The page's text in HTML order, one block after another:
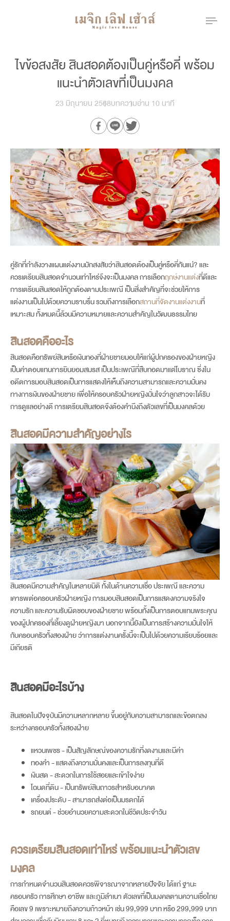
Our Branch
menu
book now
ไขข้อสงสัย สินสอดต้องเป็นคู่หรือคี่ พร้อม
แนะนำตัวเลขที่เป็นมงคล
23 มิถุนายน 2568บทความอ่าน 10 นาที
คู่รักที่กำลังวางแผนแต่งงานมักสงสัยว่าสินสอดต้องเป็นคู่หรือคี่กันแน่? และ
ควรเตรียมสินสอดจำนวนเท่าไหร่จึงจะเป็นมงคล การเลือกฤกษ์งานแต่งที่ดีและ
การเตรียมสินสอดให้ถูกต้องตามประเพณี เป็นสิ่งสำคัญที่จะช่วยให้การ
แต่งงานเป็นไปด้วยความราบรื่น รวมถึงการเลือกสถานที่จัดงานแต่งงานที่
เหมาะสม ทั้งหมดนี้ล้วนมีความหมายและความสำคัญในวัฒนธรรมไทย
สินสอดคืออะไร
สินสอดคือทรัพย์สินหรือเงินทองที่ฝ่ายชายมอบให้แก่ผู้ปกครองของฝ่ายหญิง
เป็นค่าตอบแทนการยินยอมสมรส เป็นประเพณีที่สืบทอดมาแต่โบราณ ซึ่งใน
อดีตการมอบสินสอดเป็นการแสดงให้เห็นถึงความสามารถและความมั่นคง
ทางการเงินของฝ่ายชาย เพื่อให้ครอบครัวฝ่ายหญิงมั่นใจว่าลูกสาวจะได้รับ
การดูแลอย่างดี การเตรียมสินสอดจึงต้องคำนึงถึงตัวเลขที่เป็นมงคลด้วย
สินสอดมีความสำคัญอย่างไร
สินสอดมีความสำคัญในหลายมิติ ทั้งในด้านความเชื่อ ประเพณี และความ
เคารพต่อครอบครัวฝ่ายหญิง การมอบสินสอดเป็นการแสดงความจริงใจ
ความรัก และความรับผิดชอบของฝ่ายชาย พร้อมทั้งเป็นการตอบแทนพระคุณ
ของผู้ปกครองที่เลี้ยงดูฝ่ายหญิงมา นอกจากนี้ยังเป็นการสร้างความมั่นใจให้
กับครอบครัวทั้งสองฝ่าย ว่าการแต่งงานครั้งนี้จะเป็นไปด้วยความเรียบร้อยและ
มีเกียรติ
สินสอดมีอะไรบ้าง
สินสอดในปัจจุบันมีความหลากหลาย ขึ้นอยู่กับความสามารถและข้อตกลง
ระหว่างครอบครัวทั้งสองฝ่าย
แหวนเพชร - เป็นสัญลักษณ์ของความรักที่งดงามและมีค่า
ทองคำ - แสดงถึงความมั่นคงและเป็นการลงทุนที่ดี
เงินสด - สะดวกในการใช้สอยและเข้าใจง่าย
โฉนดที่ดิน - เป็นทรัพย์สินถาวรสำหรับอนาคต
เครื่องประดับ - สามารถส่งต่อเป็นมรดกได้
รถยนต์ - ช่วยอำนวยความสะดวกในชีวิตประจำวัน
ควรเตรียมสินสอดเท่าไหร่ พร้อมแนะนำตัวเลข
มงคล
การกำหนดจำนวนสินสอดควรพิจารณาจากหลายปัจจัย ได้แก่ ฐานะ
ครอบครัว การศึกษา อาชีพ และภูมิลำเนา ตัวเลขที่เป็นมงคลตามความเชื่อไทย
คือเลข 9 เพราะหมายถึงความก้าวหน้า เช่น 99,999 บาท หรือ 299,999 บาท